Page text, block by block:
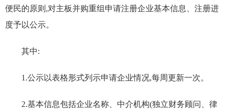
便民的原则,对主板并购重组申请注册企业基本信息、注册进
度予以公示。
其中:
1.公示以表格形式列示申请企业情况,每周更新一次。
2.基本信息包括企业名称、中介机构(独立财务顾问、律